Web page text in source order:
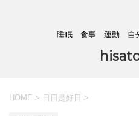
睡眠 食事 運動 自分
HOME > 日日是好日 >